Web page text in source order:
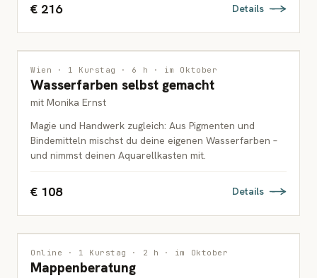
€ 216 Details
MALEREI
ERWACHSENE
Wien · 1 Kurstag · 6 h · im Oktober
Wasserfarben selbst gemacht
mit Monika Ernst
Magie und Handwerk zugleich: Aus Pigmenten und
Bindemitteln mischst du deine eigenen Wasserfarben –
und nimmst deinen Aquarellkasten mit.
€ 108 Details
INTERDISZIPLINÄR
ERWACHSENE
Online · 1 Kurstag · 2 h · im Oktober
Mappenberatung